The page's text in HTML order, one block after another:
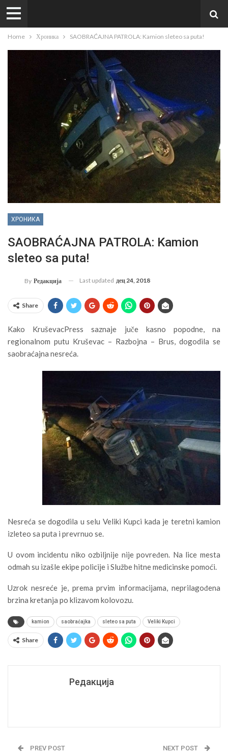
Home Хроника SAOBRAĆAJNA PATROLA: Kamion sleteo sa puta!
ХРОНИКА
SAOBRAĆAJNA PATROLA: Kamion
sleteo sa puta!
By Редакција Last updated дец 24, 2018
Share
Kako KruševacPress saznaje juče kasno popodne, na
regionalnom putu Kruševac – Razbojna – Brus, dogodila se
saobraćajna nesreća.
Nesreća se dogodila u selu Veliki Kupci kada je teretni kamion
izleteo sa puta i prevrnuo se.
U ovom incidentu niko ozbiljnije nije povređen. Na lice mesta
odmah su izašle ekipe policije i Službe hitne medicinske pomoći.
Uzrok nesreće je, prema prvim informacijama, neprilagođena
brzina kretanja po klizavom kolovozu.
kamion saobraćajka sleteo sa puta Veliki Kupci
Share
Редакција
PREV POST NEXT POST